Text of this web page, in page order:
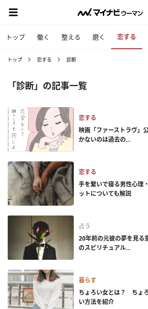
トップ 働く 整える 磨く 恋する
トップ 恋する 診断
「診断」の記事一覧
恋する
映画「ファーストラヴ」
かないのは過去の...
恋する
手を繋いで寝る男性心
ットについても解説
占う
20年前の元彼の夢を見
のスピリチュアル...
暮らす
ちょろい女とは？ ちょ
い方法を紹介